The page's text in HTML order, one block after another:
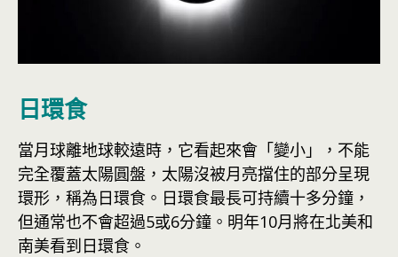
日環食
當月球離地球較遠時，它看起來會「變小」，不能
完全覆蓋太陽圓盤，太陽沒被月亮擋住的部分呈現
環形，稱為日環食。日環食最長可持續十多分鐘，
但通常也不會超過5或6分鐘。明年10月將在北美和
南美看到日環食。